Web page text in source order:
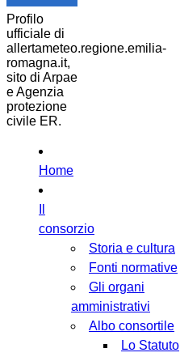
Profilo
ufficiale di
allertameteo.regione.emilia-
romagna.it,
sito di Arpae
e Agenzia
protezione
civile ER.
Home
consorzio
Storia e cultura
Fonti normative
Gli organi
amministrativi
Albo consortile
Lo Statuto